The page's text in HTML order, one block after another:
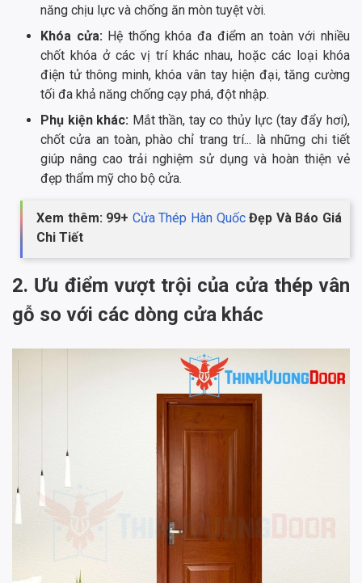
năng chịu lực và chống ăn mòn tuyệt vời.
Khóa cửa:Hệ thống khóa đa điểm an toàn với nhiều
chốt khóa ở các vị trí khác nhau, hoặc các loại khóa
điện tử thông minh, khóa vân tay hiện đại, tăng cường
tối đa khả năng chống cạy phá, đột nhập.
Phụ kiện khác: Mắt thần, tay co thủy lực (tay đẩy hơi),
chốt cửa an toàn, phào chỉ trang trí... là những chi tiết
giúp nâng cao trải nghiệm sử dụng và hoàn thiện vẻ
đẹp thẩm mỹ cho bộ cửa.
Xem thêm: 99+ Cửa Thép Hàn QuốcĐẹp Và Báo Giá
Chi Tiết
2. Ưu điểm vượt trội của cửa thép vân
gỗ so với các dòng cửa khác